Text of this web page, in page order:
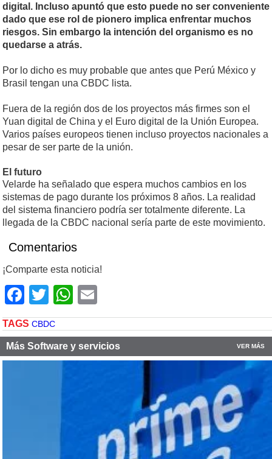
digital. Incluso apuntó que esto puede no ser conveniente
dado que ese rol de pionero implica enfrentar muchos
riesgos. Sin embargo la intención del organismo es no
quedarse a atrás.
Por lo dicho es muy probable que antes que Perú México y
Brasil tengan una CBDC lista.
Fuera de la región dos de los proyectos más firmes son el
Yuan digital de China y el Euro digital de la Unión Europea.
Varios países europeos tienen incluso proyectos nacionales a
pesar de ser parte de la unión.
El futuro
Velarde ha señalado que espera muchos cambios en los
sistemas de pago durante los próximos 8 años. La realidad
del sistema financiero podría ser totalmente diferente. La
llegada de la CBDC nacional sería parte de este movimiento.
Comentarios
¡Comparte esta noticia!
Facebook
TwitterWhatsApp
TAGS CBDC
Más Software y servicios VER MÁS